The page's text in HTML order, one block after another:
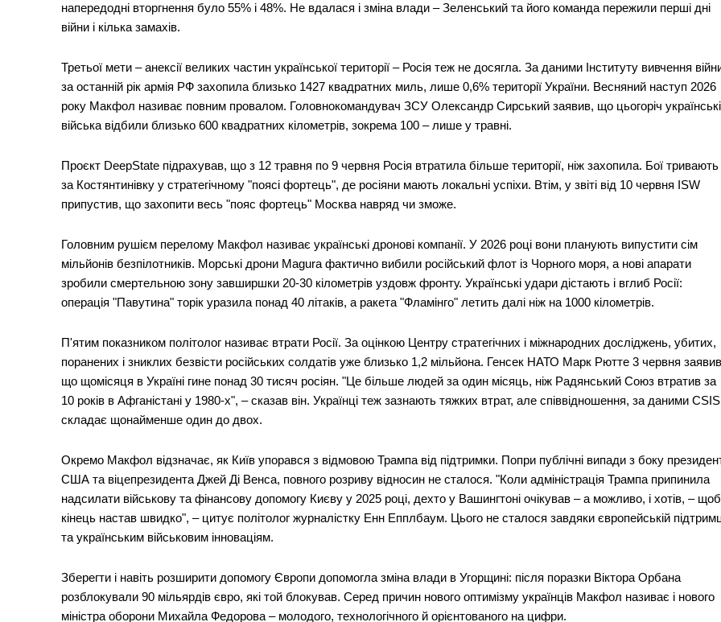
напередодні вторгнення було 55% і 48%. Не вдалася і зміна влади – Зеленський та його команда пережили перші дні
війни і кілька замахів.
Третьої мети – анексії великих частин української території – Росія теж не досягла. За даними Інституту вивчення
за останній рік армія РФ захопила близько 1427 квадратних миль, лише 0,6% території України. Весняний наступ 2026
року Макфол називає повним провалом. Головнокомандувач ЗСУ Олександр Сирський заявив, що цьогоріч українські
війська відбили близько 600 квадратних кілометрів, зокрема 100 – лише у травні.
Проєкт DeepState підрахував, що з 12 травня по 9 червня Росія втратила більше території, ніж захопила. Бої тривають
за Костянтинівку у стратегічному "поясі фортець", де росіяни мають локальні успіхи. Втім, у звіті від 10 червня ISW
припустив, що захопити весь "пояс фортець" Москва навряд чи зможе.
Головним рушієм перелому Макфол називає українські дронові компанії. У 2026 році вони планують випустити сім
мільйонів безпілотників. Морські дрони Magura фактично вибили російський флот із Чорного моря, а нові апарати
зробили смертельною зону завширшки 20-30 кілометрів уздовж фронту. Українські удари дістають і вглиб Росії:
операція "Павутина" торік уразила понад 40 літаків, а ракета "Фламінго" летить далі ніж на 1000 кілометрів.
П'ятим показником політолог називає втрати Росії. За оцінкою Центру стратегічних і міжнародних досліджень, убитих,
поранених і зниклих безвісти російських солдатів уже близько 1,2 мільйона. Генсек НАТО Марк Рютте 3 червня
що щомісяця в Україні гине понад 30 тисяч росіян. "Це більше людей за один місяць, ніж Радянський Союз втратив за
10 років в Афганістані у 1980-х", – сказав він. Українці теж зазнають тяжких втрат, але співвідношення, за даними
складає щонайменше один до двох.
Окремо Макфол відзначає, як Київ упорався з відмовою Трампа від підтримки. Попри публічні випади з боку
США та віцепрезидента Джей Ді Венса, повного розриву відносин не сталося. "Коли адміністрація Трампа припинила
надсилати військову та фінансову допомогу Києву у 2025 році, дехто у Вашингтоні очікував – а можливо, і хотів, – щоб
кінець настав швидко", – цитує політолог журналістку Енн Епплбаум. Цього не сталося завдяки європейській
та українським військовим інноваціям.
Зберегти і навіть розширити допомогу Європи допомогла зміна влади в Угорщині: після поразки Віктора Орбана
розблокували 90 мільярдів євро, які той блокував. Серед причин нового оптимізму українців Макфол називає і нового
міністра оборони Михайла Федорова – молодого, технологічного й орієнтованого на цифри.